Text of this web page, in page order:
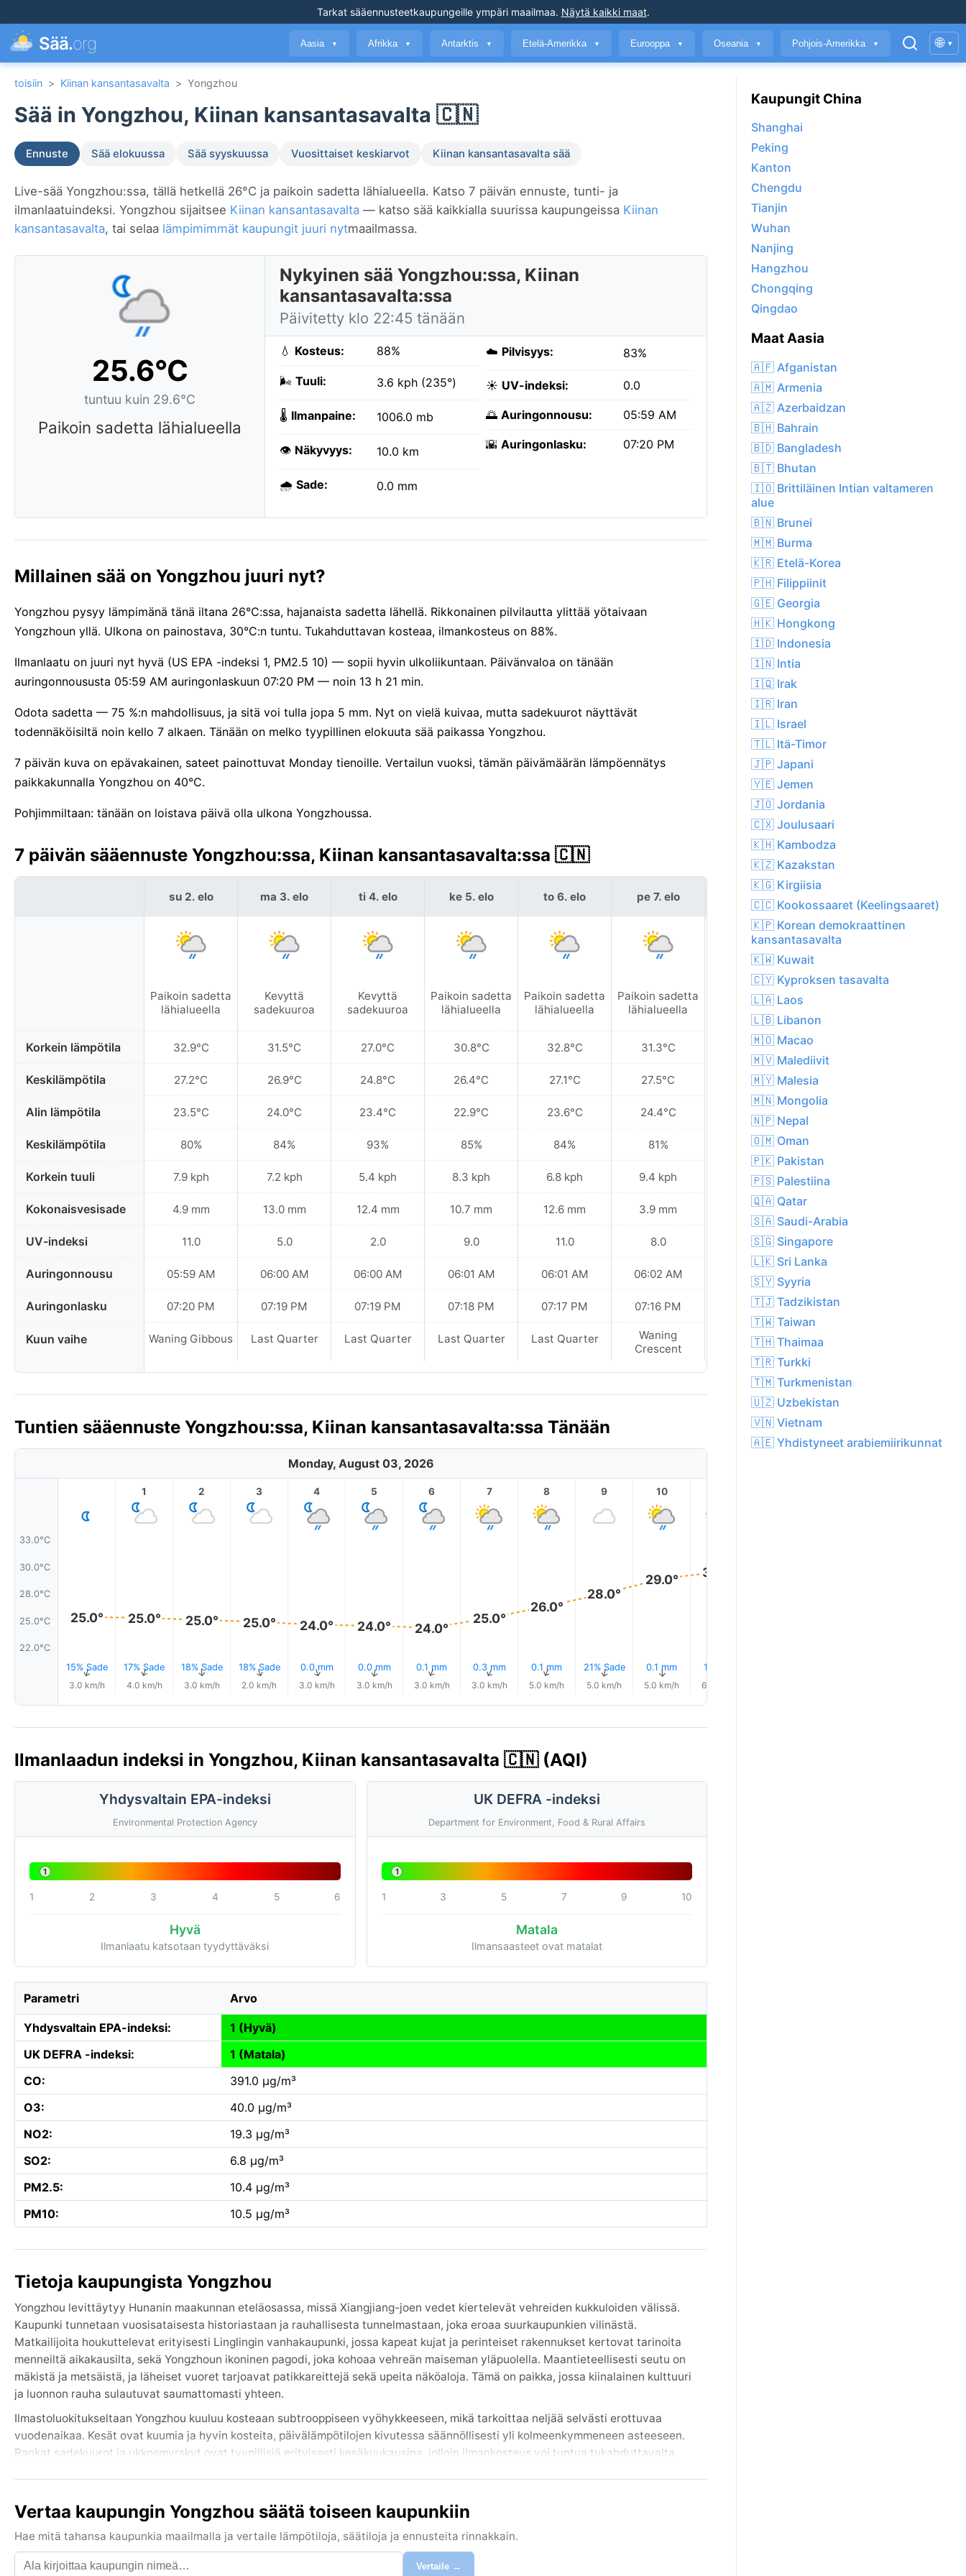
Tarkat sääennusteetkaupungeille ympäri maailmaa. Näytä kaikki maat.
Sää.org Aasia ▼ Afrikka ▼ Antarktis ▼ Etelä-Amerikka ▼ Eurooppa ▼ Oseania ▼ Pohjois-Amerikka ▼ 🌐 ▾
toisiin > Kiinan kansantasavalta > Yongzhou
Sää in Yongzhou, Kiinan kansantasavalta 🇨🇳
Ennuste Sää elokuussa Sää syyskuussa Vuosittaiset keskiarvot Kiinan kansantasavalta sää
Live-sää Yongzhou:ssa, tällä hetkellä 26°C ja paikoin sadetta lähialueella. Katso 7 päivän ennuste, tunti- ja
ilmanlaatuindeksi. Yongzhou sijaitsee Kiinan kansantasavalta — katso sää kaikkialla suurissa kaupungeissa Kiinan
kansantasavalta, tai selaa lämpimimmät kaupungit juuri nytmaailmassa.
25.6°C
tuntuu kuin 29.6°C
Paikoin sadetta lähialueella
Nykyinen sää Yongzhou:ssa, Kiinan
kansantasavalta:ssa
Päivitetty klo 22:45 tänään
💧 Kosteus: 88%
🌬️ Tuuli: 3.6 kph (235°)
🌡️ Ilmanpaine: 1006.0 mb
👁️ Näkyvyys: 10.0 km
🌧️ Sade: 0.0 mm
☁️ Pilvisyys: 83%
☀️ UV-indeksi: 0.0
🌅 Auringonnousu: 05:59 AM
🌇 Auringonlasku: 07:20 PM
Millainen sää on Yongzhou juuri nyt?
Yongzhou pysyy lämpimänä tänä iltana 26°C:ssa, hajanaista sadetta lähellä. Rikkonainen pilvilautta ylittää yötaivaan
Yongzhoun yllä. Ulkona on painostava, 30°C:n tuntu. Tukahduttavan kosteaa, ilmankosteus on 88%.
Ilmanlaatu on juuri nyt hyvä (US EPA -indeksi 1, PM2.5 10) — sopii hyvin ulkoliikuntaan. Päivänvaloa on tänään
auringonnoususta 05:59 AM auringonlaskuun 07:20 PM — noin 13 h 21 min.
Odota sadetta — 75 %:n mahdollisuus, ja sitä voi tulla jopa 5 mm. Nyt on vielä kuivaa, mutta sadekuurot näyttävät
todennäköisiltä noin kello 7 alkaen. Tänään on melko tyypillinen elokuuta sää paikassa Yongzhou.
7 päivän kuva on epävakainen, sateet painottuvat Monday tienoille. Vertailun vuoksi, tämän päivämäärän lämpöennätys
paikkakunnalla Yongzhou on 40°C.
Pohjimmiltaan: tänään on loistava päivä olla ulkona Yongzhoussa.
7 päivän sääennuste Yongzhou:ssa, Kiinan kansantasavalta:ssa 🇨🇳
Korkein lämpötila
Keskilämpötila
Alin lämpötila
Keskilämpötila
Korkein tuuli
Kokonaisvesisade
UV-indeksi
Auringonnousu
Auringonlasku
Kuun vaihe
su 2. elo
Paikoin sadetta
lähialueella
32.9°C
27.2°C
23.5°C
80%
7.9 kph
4.9 mm
11.0
05:59 AM
07:20 PM
Waning Gibbous
ma 3. elo
Kevyttä
sadekuuroa
31.5°C
26.9°C
24.0°C
84%
7.2 kph
13.0 mm
5.0
06:00 AM
07:19 PM
Last Quarter
ti 4. elo
Kevyttä
sadekuuroa
27.0°C
24.8°C
23.4°C
93%
5.4 kph
12.4 mm
2.0
06:00 AM
07:19 PM
Last Quarter
ke 5. elo
Paikoin sadetta
lähialueella
30.8°C
26.4°C
22.9°C
85%
8.3 kph
10.7 mm
9.0
06:01 AM
07:18 PM
Last Quarter
to 6. elo
Paikoin sadetta
lähialueella
32.8°C
27.1°C
23.6°C
84%
6.8 kph
12.6 mm
11.0
06:01 AM
07:17 PM
Last Quarter
pe 7. elo
Paikoin sadetta
lähialueella
31.3°C
27.5°C
24.4°C
81%
9.4 kph
3.9 mm
8.0
06:02 AM
07:16 PM
Waning
Crescent
la 8. elo
Kevyttä
sadekuuroa
32.1°C
27.7°C
24.7°C
82%
10.4 kph
8.0 mm
7.0
06:02 AM
07:16 PM
Waning
Crescent
Tuntien sääennuste Yongzhou:ssa, Kiinan kansantasavalta:ssa Tänään
Monday, August 03, 2026
33.0°C
30.0°C
28.0°C
25.0°C
22.0°C
25.0°
15% Sade
↑
3.0 km/h
1
25.0°
17% Sade
↑
4.0 km/h
2
25.0°
18% Sade
↑
3.0 km/h
3
25.0°
18% Sade
↑
2.0 km/h
4
24.0°
0.0 mm
↑
3.0 km/h
5
24.0°
0.0 mm
↑
3.0 km/h
6
24.0°
0.1 mm
↑
3.0 km/h
7
25.0°
0.3 mm
↑
3.0 km/h
8
26.0°
0.1 mm
↑
5.0 km/h
9
28.0°
21% Sade
↑
5.0 km/h
10
29.0°
0.1 mm
↑
5.0 km/h
30.0°
1.2 mm
6.0 km/h
Ilmanlaadun indeksi in Yongzhou, Kiinan kansantasavalta 🇨🇳 (AQI)
Yhdysvaltain EPA-indeksi
Environmental Protection Agency
1
1 2 3 4 5 6
Hyvä
Ilmanlaatu katsotaan tyydyttäväksi
UK DEFRA -indeksi
Department for Environment, Food & Rural Affairs
1
1 3 5 7 9 10
Matala
Ilmansaasteet ovat matalat
Parametri Arvo
Yhdysvaltain EPA-indeksi:
1 (Hyvä)
UK DEFRA -indeksi:
1 (Matala)
CO:
391.0 µg/m³
O3:
40.0 µg/m³
NO2:
19.3 µg/m³
SO2:
6.8 µg/m³
PM2.5:
10.4 µg/m³
PM10:
10.5 µg/m³
Tietoja kaupungista Yongzhou
Yongzhou levittäytyy Hunanin maakunnan eteläosassa, missä Xiangjiang-joen vedet kiertelevät vehreiden kukkuloiden välissä.
Kaupunki tunnetaan vuosisataisesta historiastaan ja rauhallisesta tunnelmastaan, joka eroaa suurkaupunkien vilinästä.
Matkailijoita houkuttelevat erityisesti Linglingin vanhakaupunki, jossa kapeat kujat ja perinteiset rakennukset kertovat tarinoita
menneiltä aikakausilta, sekä Yongzhoun ikoninen pagodi, joka kohoaa vehreän maiseman yläpuolella. Maantieteellisesti seutu on
mäkistä ja metsäistä, ja läheiset vuoret tarjoavat patikkareittejä sekä upeita näköaloja. Tämä on paikka, jossa kiinalainen kulttuuri
ja luonnon rauha sulautuvat saumattomasti yhteen.
Ilmastoluokitukseltaan Yongzhou kuuluu kosteaan subtrooppiseen vyöhykkeeseen, mikä tarkoittaa neljää selvästi erottuvaa
vuodenaikaa. Kesät ovat kuumia ja hyvin kosteita, päivälämpötilojen kivutessa säännöllisesti yli kolmeenkymmeneen asteeseen.
Rankat sadekuurot ja ukkosmyrskyt ovat tyypillisiä erityisesti kesäkuukausina, jolloin ilmankosteus voi tuntua tukahduttavalta.
vaatteita kesähelteille, sateenvarjo ja sadetakki märille kausille, sekä talvella kerrospukeutumista viileitä päiviä varten.
Paras aika vierailla Yongzhoussa sään kannalta on syyskuusta marraskuuhun, jolloin lämpötilat ovat miellyttävän lämpimiä, sateita
on vähemmän ja ilmankosteus laskee siedettävämmäksi. Kevätkin on kaunis, mutta huhtikuun ja toukokuun sateet voivat olla
runsaita. Merkittäviä sääilmiöitä alueella on kesäinen monsuunisade, joka saattaa aiheuttaa tulvia erityisesti heinäkuussa. Talvella
Vertaa kaupungin Yongzhou säätä toiseen kaupunkiin
Hae mitä tahansa kaupunkia maailmalla ja vertaile lämpötiloja, säätiloja ja ennusteita rinnakkain.
Vertaile →
Kaupungit China
Shanghai
Peking
Kanton
Chengdu
Tianjin
Wuhan
Nanjing
Hangzhou
Chongqing
Qingdao
Maat Aasia
🇦🇫 Afganistan
🇦🇲 Armenia
🇦🇿 Azerbaidzan
🇧🇭 Bahrain
🇧🇩 Bangladesh
🇧🇹 Bhutan
🇮🇴 Brittiläinen Intian valtameren
alue
🇧🇳 Brunei
🇲🇲 Burma
🇰🇷 Etelä-Korea
🇵🇭 Filippiinit
🇬🇪 Georgia
🇭🇰 Hongkong
🇮🇩 Indonesia
🇮🇳 Intia
🇮🇶 Irak
🇮🇷 Iran
🇮🇱 Israel
🇹🇱 Itä-Timor
🇯🇵 Japani
🇾🇪 Jemen
🇯🇴 Jordania
🇨🇽 Joulusaari
🇰🇭 Kambodza
🇰🇿 Kazakstan
🇰🇬 Kirgiisia
🇨🇨 Kookossaaret (Keelingsaaret)
🇰🇵 Korean demokraattinen
kansantasavalta
🇰🇼 Kuwait
🇨🇾 Kyproksen tasavalta
🇱🇦 Laos
🇱🇧 Libanon
🇲🇴 Macao
🇲🇻 Malediivit
🇲🇾 Malesia
🇲🇳 Mongolia
🇳🇵 Nepal
🇴🇲 Oman
🇵🇰 Pakistan
🇵🇸 Palestiina
🇶🇦 Qatar
🇸🇦 Saudi-Arabia
🇸🇬 Singapore
🇱🇰 Sri Lanka
🇸🇾 Syyria
🇹🇯 Tadzikistan
🇹🇼 Taiwan
🇹🇭 Thaimaa
🇹🇷 Turkki
🇹🇲 Turkmenistan
🇺🇿 Uzbekistan
🇻🇳 Vietnam
🇦🇪 Yhdistyneet arabiemiirikunnat